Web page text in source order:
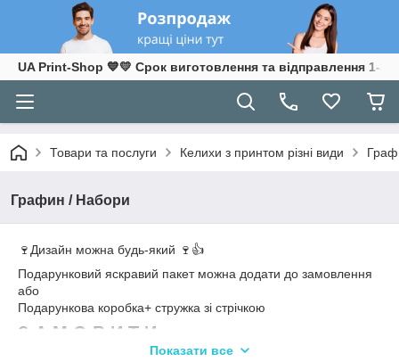
UA Print-Shop ​💙💛 Срок виготовлення та відправлення 1-3
Товари та послуги Келихи з принтом різні види
Графин / Набори
🍷Дизайн можна будь-який 🍷👍
Подарунковий яскравий пакет можна додати до замовлення
або
Подарункова коробка+ стружка зі стрічкою
З А М О В И Т И швидко -
Пишіть в Viber/Telegram 24/7 (050)56-
Показати все